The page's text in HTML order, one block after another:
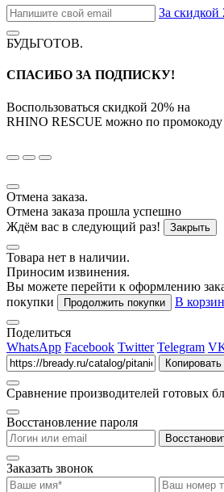
За скидкой
БУДЬГОТОВ.
СПАСИБО ЗА ПОДПИСКУ!
Воспользоваться скидкой 20% на
RHINO RESCUE можно по промокоду
Отмена заказа.
Отмена заказа прошла успешно
Ждём вас в следующий раз!
Закрыть
Товара нет в наличии.
Приносим извинения.
Вы можете перейти к оформлению
покупки
Продолжить покупки В
Поделиться
WhatsApp Facebook Twitter Telegram
Копировать
Сравнение производителей готовых
Восстановление пароля
Заказать звонок